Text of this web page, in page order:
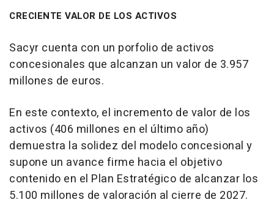
CRECIENTE VALOR DE LOS ACTIVOS
Sacyr cuenta con un porfolio de activos
concesionales que alcanzan un valor de 3.957
millones de euros.
En este contexto, el incremento de valor de los
activos (406 millones en el último año)
demuestra la solidez del modelo concesional y
supone un avance firme hacia el objetivo
contenido en el Plan Estratégico de alcanzar los
5.100 millones de valoración al cierre de 2027.